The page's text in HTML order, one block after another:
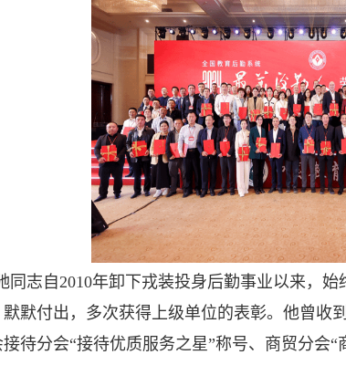
同志自2010年卸下戎装投身后勤事业以来，
默付出，多次获得上级单位的表彰。他曾收
待分会“接待优质服务之星”称号、商贸分会